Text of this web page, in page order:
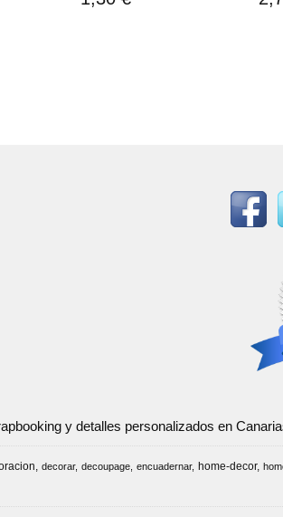
y detalles personalizados en
decorar decoupage encuadernar home-decor